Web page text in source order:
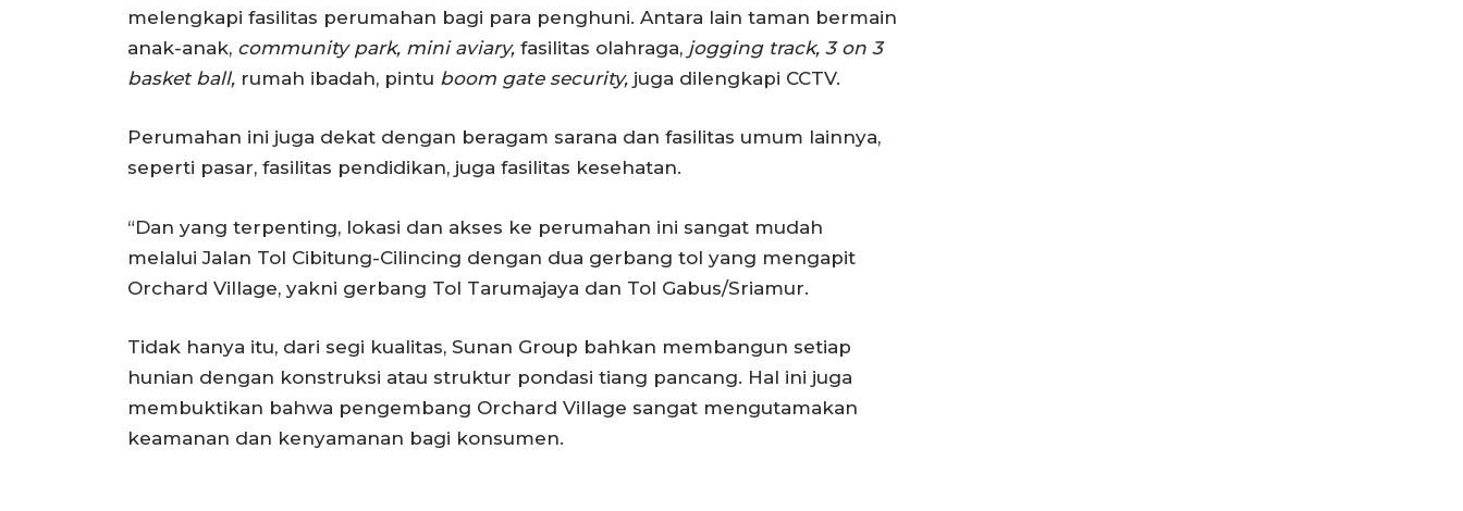
melengkapi fasilitas perumahan bagi para penghuni. Antara lain taman bermain
anak-anak, community park, mini aviary, fasilitas olahraga, jogging track, 3 on 3
basket ball, rumah ibadah, pintu boom gate security, juga dilengkapi CCTV.
Perumahan ini juga dekat dengan beragam sarana dan fasilitas umum lainnya,
seperti pasar, fasilitas pendidikan, juga fasilitas kesehatan.
“Dan yang terpenting, lokasi dan akses ke perumahan ini sangat mudah
melalui Jalan Tol Cibitung-Cilincing dengan dua gerbang tol yang mengapit
Orchard Village, yakni gerbang Tol Tarumajaya dan Tol Gabus/Sriamur.
Tidak hanya itu, dari segi kualitas, Sunan Group bahkan membangun setiap
hunian dengan konstruksi atau struktur pondasi tiang pancang. Hal ini juga
membuktikan bahwa pengembang Orchard Village sangat mengutamakan
keamanan dan kenyamanan bagi konsumen.